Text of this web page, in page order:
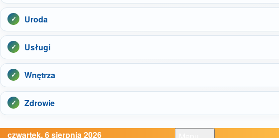
Uroda
Usługi
Wnętrza
Zdrowie
czwartek, 6 sierpnia 2026